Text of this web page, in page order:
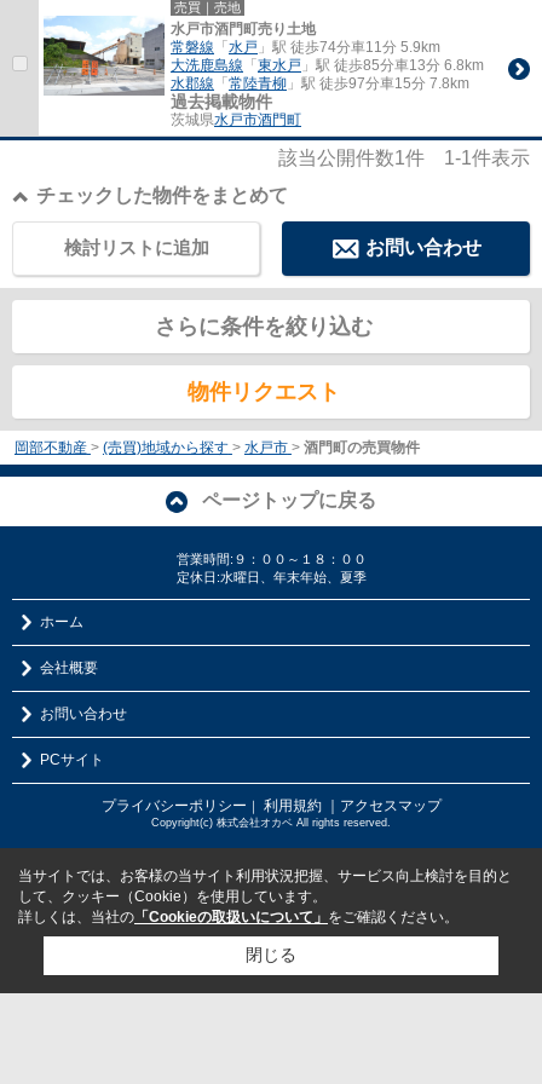
売買｜売地
水戸市酒門町売り土地
常磐線 「水戸 」駅 徒歩74分車11分 5.9km
大洗鹿島線 「東水戸 」駅 徒歩85分車13分 6.8km
水郡線 「常陸青柳 」駅 徒歩97分車15分 7.8km
過去掲載物件
茨城県水戸市酒門町
該当公開件数1件 1-1件表示
チェックした物件をまとめて
お問い合わせ
検討リストに追加
さらに条件を絞り込む
物件リクエスト
岡部不動産 > (売買)地域から探す > 水戸市 > 酒門町の売買物件
ページトップに戻る
営業時間:９：００～１８：００
定休日:水曜日、年末年始、夏季
ホーム
会社概要
お問い合わせ
PCサイト
プライバシーポリシー 利用規約 ｜アクセスマップ
Copyright(c) 株式会社オカベ All rights reserved.
当サイトでは、お客様の当サイト利用状況把握、サービス向上検討を目的と
して、クッキー（Cookie）を使用しています。
詳しくは、当社の 「Cookieの取扱いについて」 をご確認ください。
閉じる